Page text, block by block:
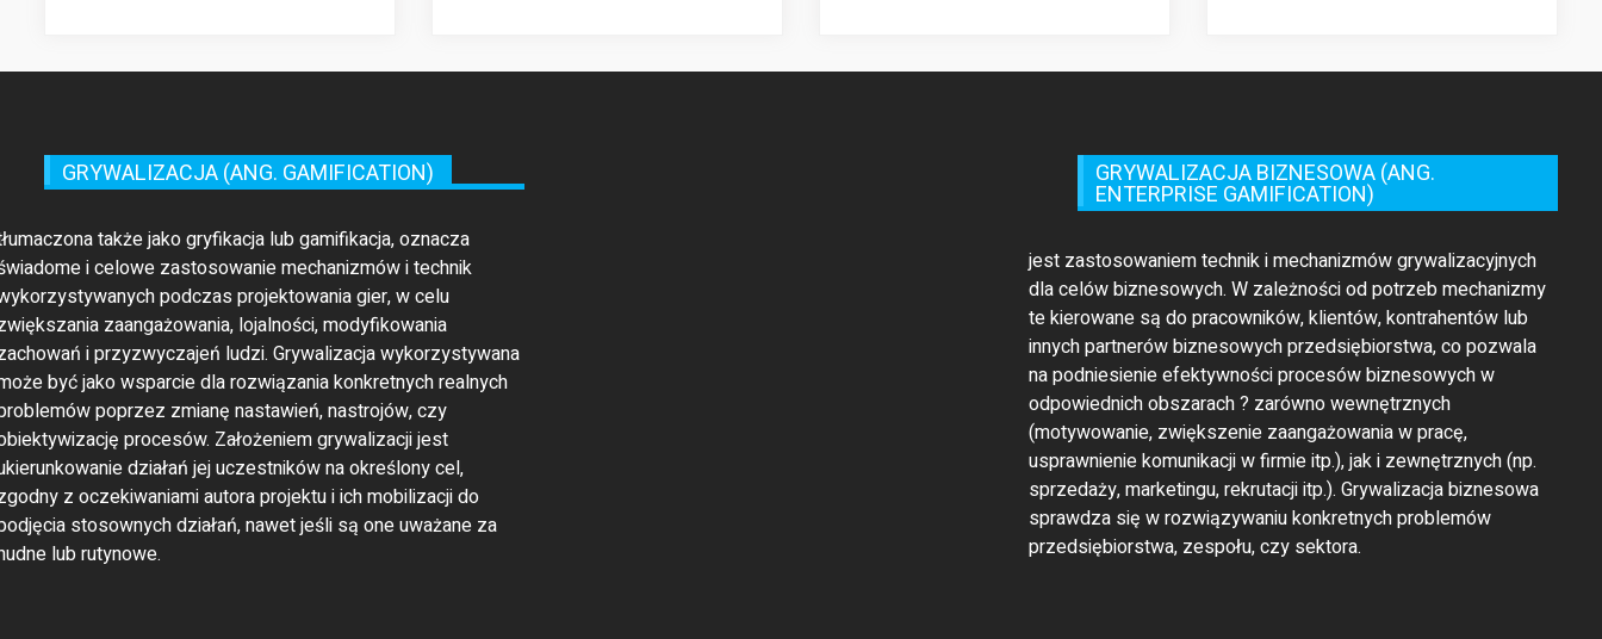
GRYWALIZACJA (ANG. GAMIFICATION)
także jako gryfikacja lub gamifikacja, oznacza
i celowe zastosowanie mechanizmów i technik
podczas projektowania gier, w celu
zaangażowania, lojalności, modyfikowania
i przyzwyczajeń ludzi. Grywalizacja wykorzystywana
być jako wsparcie dla rozwiązania konkretnych realnych
poprzez zmianę nastawień, nastrojów, czy
procesów. Założeniem grywalizacji jest
działań jej uczestników na określony cel,
z oczekiwaniami autora projektu i ich mobilizacji do
stosownych działań, nawet jeśli są one uważane za
lub rutynowe.
GRYWALIZACJA BIZNESOWA (ANG.
ENTERPRISE GAMIFICATION)
jest zastosowaniem technik i mechanizmów grywalizacyjnych
dla celów biznesowych. W zależności od potrzeb mechanizmy
te kierowane są do pracowników, klientów, kontrahentów lub
innych partnerów biznesowych przedsiębiorstwa, co pozwala
na podniesienie efektywności procesów biznesowych w
odpowiednich obszarach ? zarówno wewnętrznych
(motywowanie, zwiększenie zaangażowania w pracę,
usprawnienie komunikacji w firmie itp.), jak i zewnętrznych (np.
sprzedaży, marketingu, rekrutacji itp.). Grywalizacja biznesowa
sprawdza się w rozwiązywaniu konkretnych problemów
przedsiębiorstwa, zespołu, czy sektora.